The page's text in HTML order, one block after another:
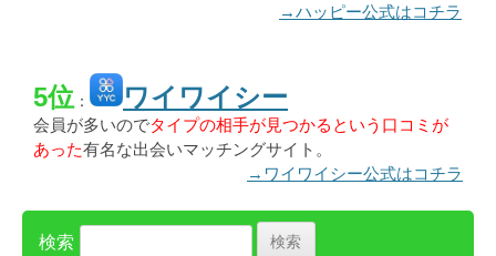
→ハッピー公式はコチラ
5位 ： ワイワイシー
会員が多いのでタイプの相手が見つかるという口コミが
あった有名な出会いマッチングサイト。
→ワイワイシー公式はコチラ
検索